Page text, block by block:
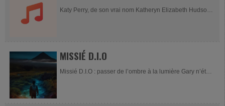
Katy Perry, de son vrai nom Katheryn Elizabeth Hudson,
MISSIÉ D.I.O
Missié D.I.O : passer de l’ombre à la lumière Gary n’était